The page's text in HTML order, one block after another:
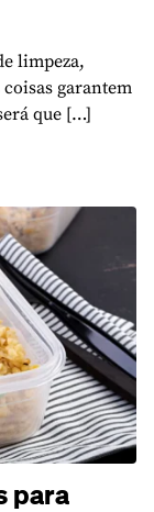
limpeza,
garantem
que […]
para